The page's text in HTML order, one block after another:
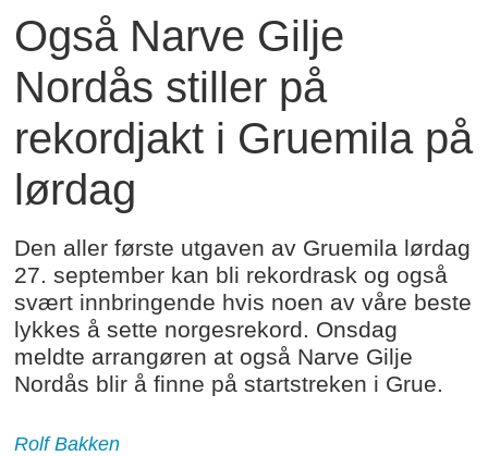
Også Narve Gilje
Nordås stiller på
rekordjakt i Gruemila på
lørdag
Den aller første utgaven av Gruemila lørdag
27. september kan bli rekordrask og også
svært innbringende hvis noen av våre beste
lykkes å sette norgesrekord. Onsdag
meldte arrangøren at også Narve Gilje
Nordås blir å finne på startstreken i Grue.
Rolf Bakken